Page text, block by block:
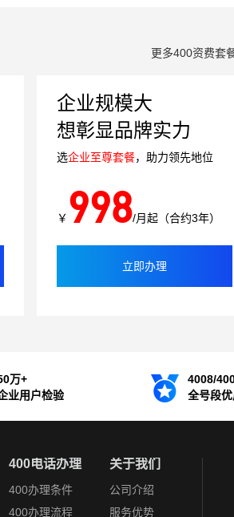
更多400资费套
企业规模大
想彰显品牌实力
选企业至尊套餐，助力领先地位
￥ 998/月起（合约3年）
立即办理
万+
业用户检验
4008/
全号段
400电话办理
400办理条件
400办理流程
关于我们
公司介绍
服务优势